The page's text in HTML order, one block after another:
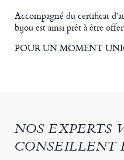
Accompagné du certificat
bijou est ainsi prêt à être
POUR UN MOMENT
NOS EXPERTS
CONSEILLENT